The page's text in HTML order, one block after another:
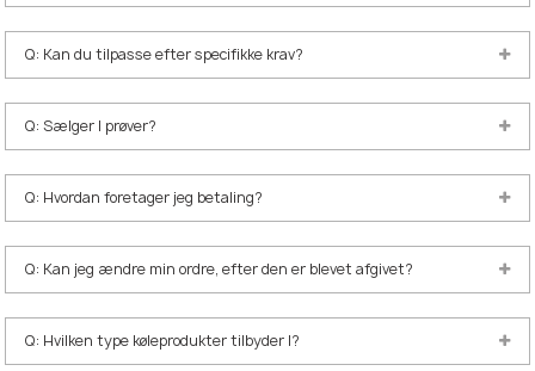
Q: Kan du tilpasse efter specifikke krav?
Q: Sælger I prøver?
Q: Hvordan foretager jeg betaling?
Q: Kan jeg ændre min ordre, efter den er blevet afgivet?
Q: Hvilken type køleprodukter tilbyder I?